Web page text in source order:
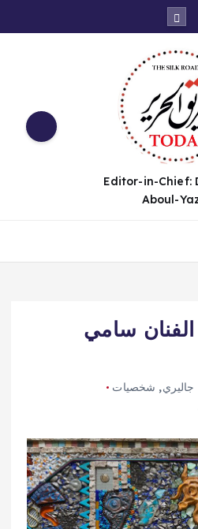
Editor-in-Chief:
Aboul-
الفنان سامي
جاليري, شخصيات